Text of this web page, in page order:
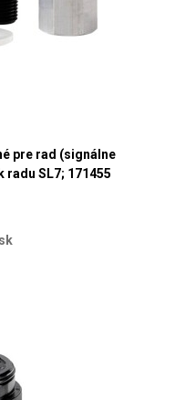
pre rad (signálne
SL7; 171455